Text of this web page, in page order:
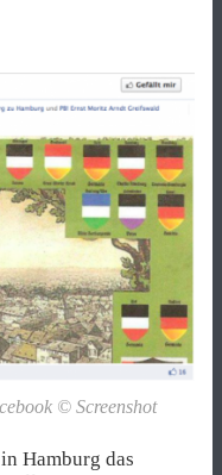
© Screenshot
Hamburg das